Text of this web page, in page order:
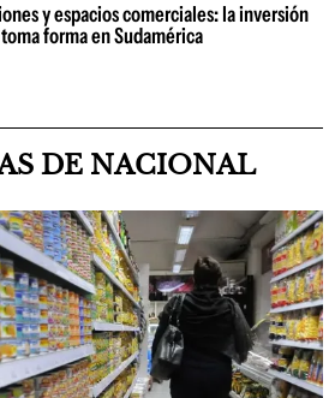
y espacios comerciales: la inversión
forma en Sudamérica
DE NACIONAL